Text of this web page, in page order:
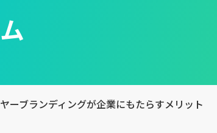
ーブランディングが企業にもたらすメリット